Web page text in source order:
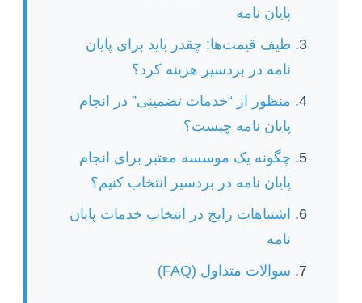
پایان نامه
طیف قیمت‌ها: چقدر باید برای پایان
نامه در بردسیر هزینه کرد؟
منظور از “خدمات تضمینی” در انجام
پایان نامه چیست؟
چگونه یک موسسه معتبر برای انجام
پایان نامه در بردسیر انتخاب کنیم؟
اشتباهات رایج در انتخاب خدمات پایان
نامه
سوالات متداول (FAQ)